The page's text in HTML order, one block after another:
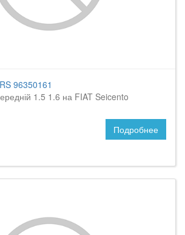
96350161
1.5 1.6 на FIAT Seicento
Подробнее